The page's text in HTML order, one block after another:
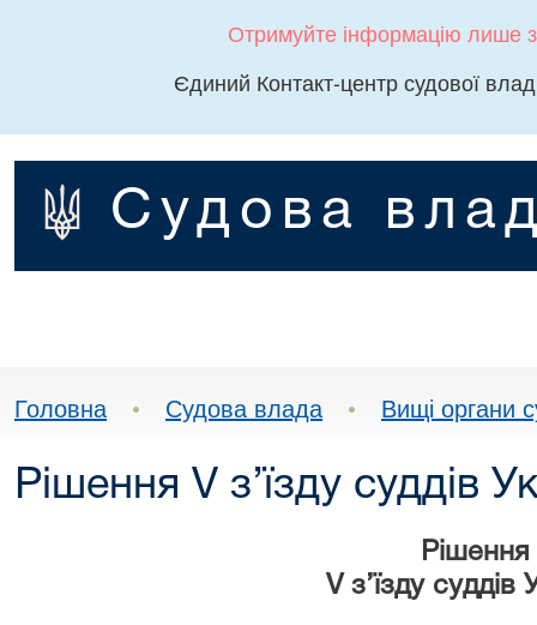
Отримуйте інформацію лише
Єдиний Контакт-центр судової
Судова
Головна • Судова влада • Вищі органи
Рішення V з’їзду суддів
Рішення
V з’їзду суддів